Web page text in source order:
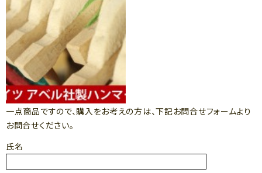
一点商品ですので、購入をお考えの方は、下記お問合せフォームより
お問合せください。
氏名